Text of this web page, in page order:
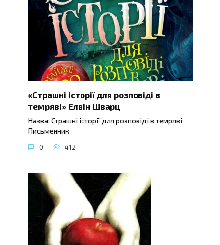
«Страшні історії для розповіді в
темряві» Елвін Шварц
Назва: Страшні історії для розповіді в темряві
Письменник
0 412